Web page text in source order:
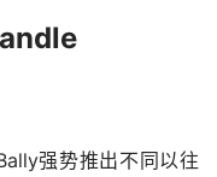
强势推出不同以往